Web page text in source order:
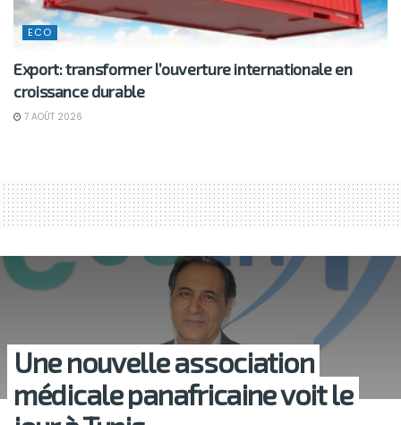
ECO
Export: transformer l’ouverture internationale en
croissance durable
7 AOÛT 2026
Une nouvelle association
médicale panafricaine voit le